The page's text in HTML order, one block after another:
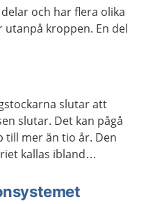
och har flera olika
kroppen. En del
slutar att
slutar. Det kan pågå
till mer än tio år. Den
kallas ibland